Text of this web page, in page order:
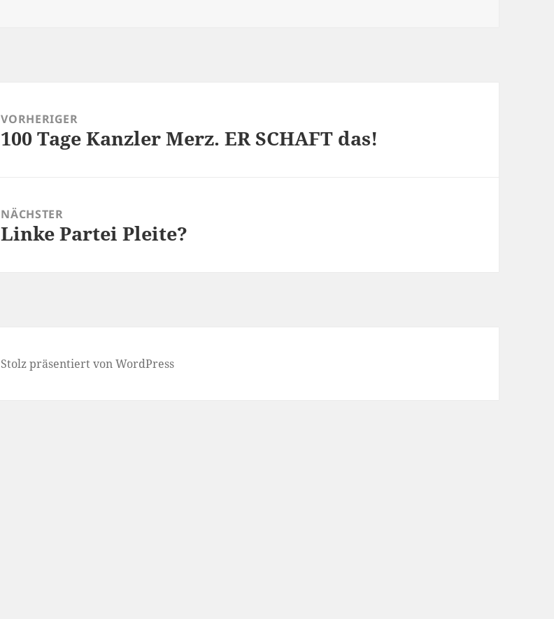
VORHERIGER
Vorheriger
100 Tage Kanzler Merz. ER SCHAFT das!
NÄCHSTER
Nächster
Linke Partei Pleite?
Stolz präsentiert von WordPress